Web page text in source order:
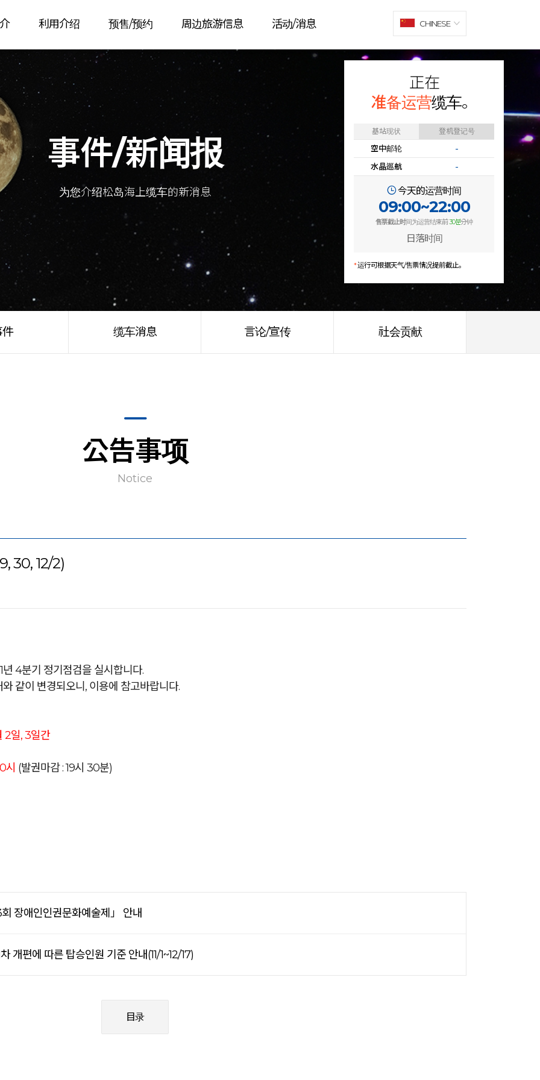
正在
准备运营缆车。
基站现状 登机登记号
空中邮轮
-
水晶巡航
-
今天的运营时间
09:00~22:00
售票截止时间为运营结束前30분分钟
日落时间
*运行可根据天气/售票情况提前截止。
利用介绍 预售/预约 周边旅游信息 活动/消息 CHINESE
事件/新闻报
为您介绍松岛海上缆车的新消息
缆车消息 言论/宣传 社会贡献
公告事项
Notice
30, 12/2)
4분기 정기점검을 실시합니다.
같이 변경되오니, 이용에 참고바랍니다.
2일, 3일간
시 (발권마감 : 19시 30분)
장애인인권문화예술제」 안내
개편에 따른 탑승인원 기준 안내(11/1~12/17)
目录